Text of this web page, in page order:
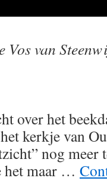
Vos van
over het
kerkje van
nog meer
het maar …